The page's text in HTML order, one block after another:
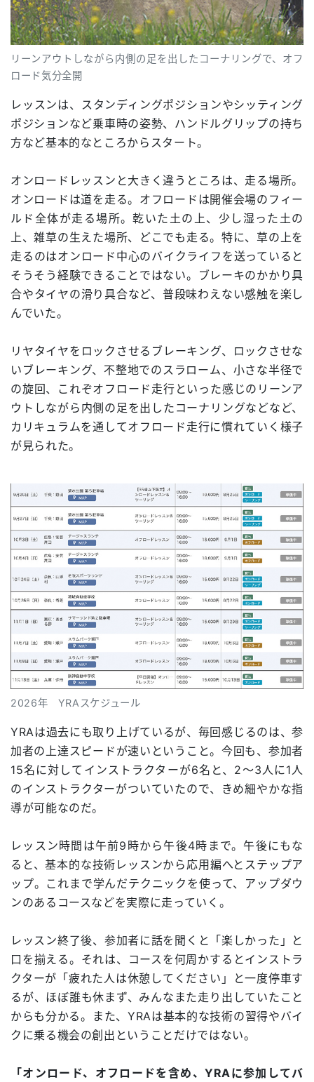
リーンアウトしながら内側の足を出したコーナリングで、オフ
ロード気分全開
レッスンは、スタンディングポジションやシッティング
ポジションなど乗車時の姿勢、ハンドルグリップの持ち
方など基本的なところからスタート。
オンロードレッスンと大きく違うところは、走る場所。
オンロードは道を走る。オフロードは開催会場のフィー
ルド全体が走る場所。乾いた土の上、少し湿った土の
上、雑草の生えた場所、どこでも走る。特に、草の上を
走るのはオンロード中心のバイクライフを送っていると
そうそう経験できることではない。ブレーキのかかり具
合やタイヤの滑り具合など、普段味わえない感触を楽し
んでいた。
リヤタイヤをロックさせるブレーキング、ロックさせな
いブレーキング、不整地でのスラローム、小さな半径で
の旋回、これぞオフロード走行といった感じのリーンア
ウトしながら内側の足を出したコーナリングなどなど、
カリキュラムを通してオフロード走行に慣れていく様子
が見られた。
2026年 YRAスケジュール
YRAは過去にも取り上げているが、毎回感じるのは、参
加者の上達スピードが速いということ。今回も、参加者
15名に対してインストラクターが6名と、2〜3人に1人
のインストラクターがついていたので、きめ細やかな指
導が可能なのだ。
レッスン時間は午前9時から午後4時まで。午後にもな
ると、基本的な技術レッスンから応用編へとステップア
ップ。これまで学んだテクニックを使って、アップダウ
ンのあるコースなどを実際に走っていく。
レッスン終了後、参加者に話を聞くと「楽しかった」と
口を揃える。それは、コースを何周かするとインストラ
クターが「疲れた人は休憩してください」と一度停車す
るが、ほぼ誰も休まず、みんなまた走り出していたこと
からも分かる。また、YRAは基本的な技術の習得やバイ
クに乗る機会の創出ということだけではない。
「オンロード、オフロードを含め、YRAに参加してバ